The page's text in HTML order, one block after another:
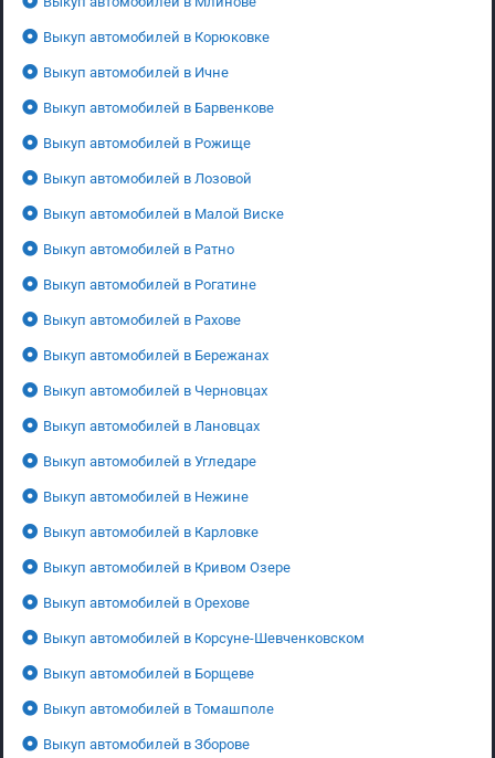
Выкуп автомобилей в Корюковке
Выкуп автомобилей в Ичне
Выкуп автомобилей в Барвенкове
Выкуп автомобилей в Рожище
Выкуп автомобилей в Лозовой
Выкуп автомобилей в Малой Виске
Выкуп автомобилей в Ратно
Выкуп автомобилей в Рогатине
Выкуп автомобилей в Рахове
Выкуп автомобилей в Бережанах
Выкуп автомобилей в Черновцах
Выкуп автомобилей в Лановцах
Выкуп автомобилей в Угледаре
Выкуп автомобилей в Нежине
Выкуп автомобилей в Карловке
Выкуп автомобилей в Кривом Озере
Выкуп автомобилей в Орехове
Выкуп автомобилей в Корсуне-Шевченковском
Выкуп автомобилей в Борщеве
Выкуп автомобилей в Томашполе
Выкуп автомобилей в Зборове